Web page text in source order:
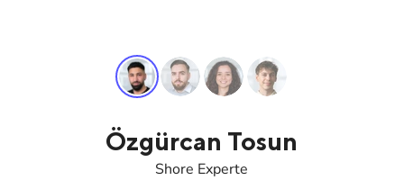
Özgürcan Tosun
Shore Experte